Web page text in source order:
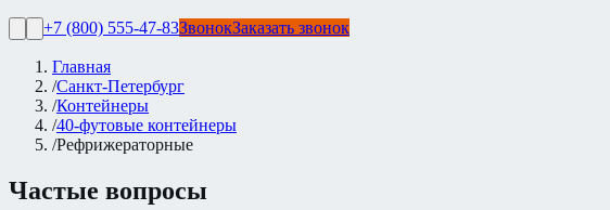
+7 (800) 555-47-83ЗвонокЗаказать звонок
Главная
/Санкт-Петербург
/Контейнеры
/40-футовые контейнеры
/Рефрижераторные
Частые вопросы